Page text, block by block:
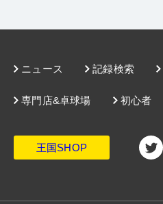
ニュース 記録検索
専門店&卓球場 初心者
王国SHOP